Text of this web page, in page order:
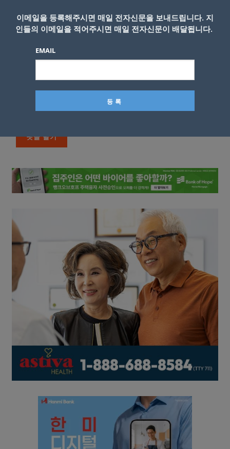
이메일을 등록해주시면 매일 전자신문을 보내드립니다. 지
인들의 이메일을 적어주시면 매일 전자신문이 배달됩니다.
EMAIL